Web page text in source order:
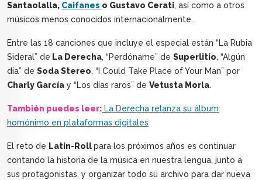
Santaolalla, Caifanes o Gustavo Cerati, así como a otros
músicos menos conocidos internacionalmente.
Entre las 18 canciones que incluye el especial están “La Rubia
Sideral” de La Derecha, “Perdóname” de Superlitio, “Algún
día” de Soda Stereo, “I Could Take Place of Your Man” por
Charly García y “Los días raros” de Vetusta Morla.
También puedes leer: La Derecha relanza su álbum
homónimo en plataformas digitales
El reto de Latin-Rollpara los próximos años es continuar
contando la historia de la música en nuestra lengua, junto a
sus protagonistas, y organizar todo su archivo para dar nueva